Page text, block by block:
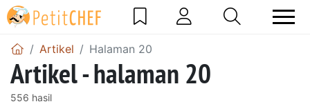
Artikel Halaman 20
Artikel - halaman 20
556 hasil